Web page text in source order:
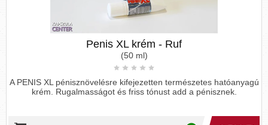
Penis XL krém - Ruf
(50 ml)
A PENIS XL pénisznövelésre kifejezetten természetes hatóanyagú
krém. Rugalmasságot és friss tónust add a pénisznek.